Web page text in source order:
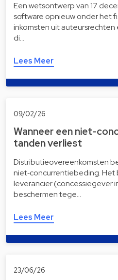
Een wetsontwerp van 17
software opnieuw onder het
inkomsten uit
di…
Lees Meer
09/02/26
Wanneer een niet-
tanden verliest
Distributieovereenkomsten
niet‑concurrentiebeding.
leverancier (concessiegever
beschermen tege…
Lees Meer
23/06/26